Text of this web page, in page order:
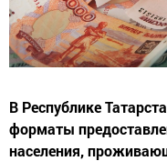
В Республике
форматы
населения,